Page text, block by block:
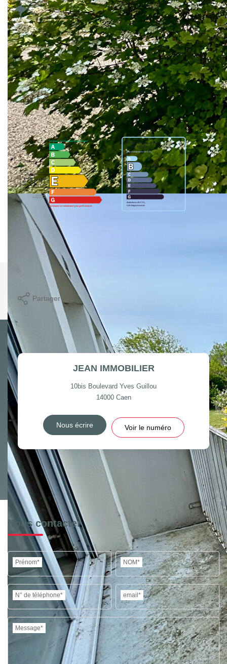
Les photos 3,4,5 et 6 sont générées par IA.
Les classes énergétique et climatique sont respectivement
notées E ( 279 kWh/m² annuels) et B (9 Kg CO2/m²/an).
Les informations sur les risques auxquels ce bien est
exposé sont disponibles sur le site www.georisques.gouv.fr
Nos honoraires Nous contacter
Diagnostics énergétiques
Montant estimé des dépenses annuelles d'énergie pour un
usage standard entre 1470€ et 2050€. indexées aux années
2021,2022 et 2023 (abonnement compris).
Partager
JEAN IMMOBILIER
10bis Boulevard Yves Guillou
14000 Caen
Nous écrire Voir le numéro
Nous contacter
Prénom* NOM*
N° de téléphone* email*
Message*